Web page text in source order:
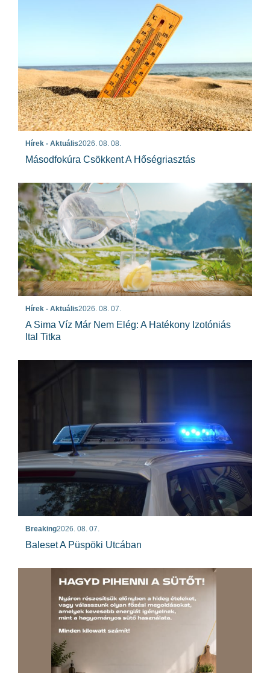
Hírek - Aktuális2026. 08. 08.
Másodfokúra Csökkent A Hőségriasztás
Hírek - Aktuális2026. 08. 07.
A Sima Víz Már Nem Elég: A Hatékony Izotóniás
Ital Titka
Breaking2026. 08. 07.
Baleset A Püspöki Utcában